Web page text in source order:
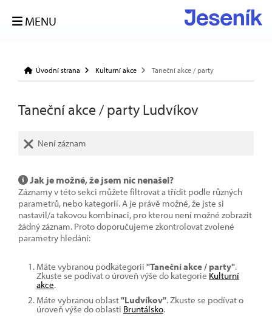
MENU
Úvodní strana Kulturní akce Taneční akce / party
Taneční akce / party Ludvíkov
Není záznam
Jak je možné, že jsem nic nenašel?
Záznamy v této sekci můžete filtrovat a třídit podle různých
parametrů, nebo kategorií. A je právě možné, že jste si
nastavil/a takovou kombinaci, pro kterou není možné zobrazit
žádný záznam. Proto doporučujeme zkontrolovat zvolené
parametry hledání:
Máte vybranou podkategorii "Taneční akce / party".
Zkuste se podívat o úroveň výše do kategorie Kulturní
akce.
Máte vybranou oblast"Ludvíkov". Zkuste se podívat o
úroveň výše do oblasti Bruntálsko.